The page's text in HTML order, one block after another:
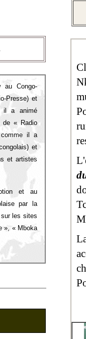
au Congo-
Presse) et
il a animé
de « Radio
il a
et
et artistes
et au
par la
les sites
», « Mboka